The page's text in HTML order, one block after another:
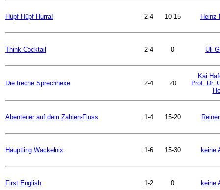
Hüpf Hüpf Hurra! 2-4 10-15 Heinz
Think Cocktail 2-4 0 Uli
Die freche Sprechhexe 2-4 20
Kai
Prof. Dr.
Abenteuer auf dem Zahlen-Fluss 1-4 15-20
Häuptling Wackelnix 1-6 15-30 keine
First English 1-2 0 keine